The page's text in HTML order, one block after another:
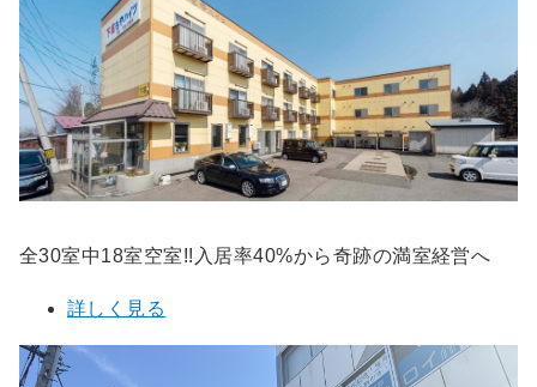
全30室中18室空室!!入居率40%から奇跡の満室経営へ
詳しく見る